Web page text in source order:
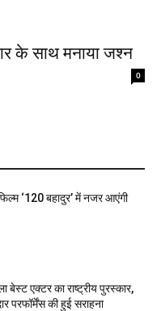
के साथ मनाया जश्‍न
0
‘120 बहादुर’ में नजर आएंगी
बेस्ट एक्टर का राष्ट्रीय पुरस्कार,
परफॉर्मेंस की हुई सराहना